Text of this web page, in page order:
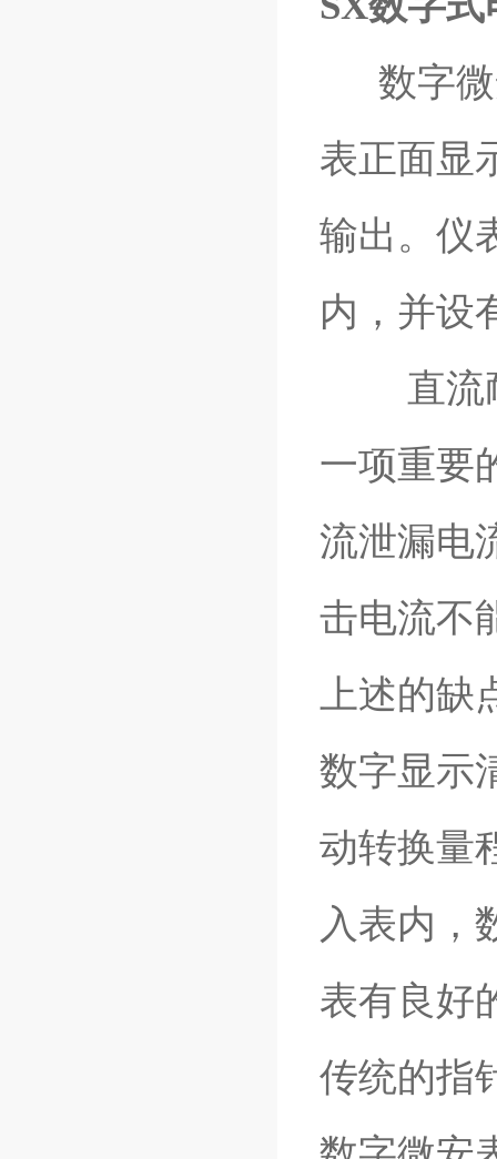
数字微
表正面显
输出。仪
内，并设
直流耐
一项重要
流泄漏电
击电流不
上述的缺
数字显示
动转换量
入表内，
表有良好
传统的指